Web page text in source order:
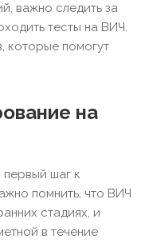
важно следить за
тесты на ВИЧ.
которые помогут
на
шаг к
помнить, что ВИЧ
стадиях, и
в течение